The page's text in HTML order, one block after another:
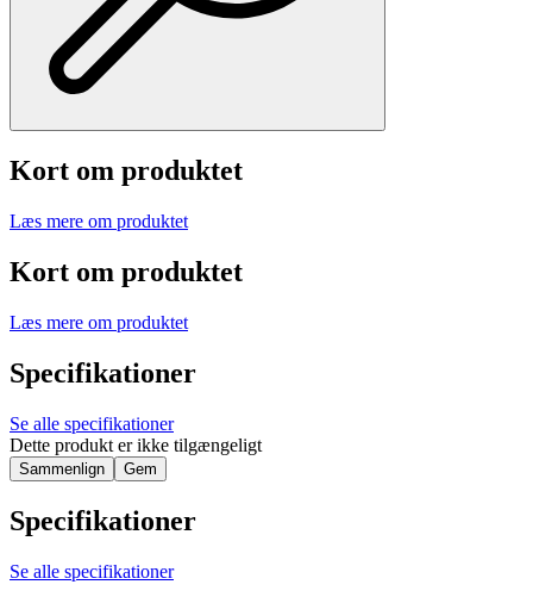
Kort om produktet
Læs mere om produktet
Kort om produktet
Læs mere om produktet
Specifikationer
Se alle specifikationer
Dette produkt er ikke tilgængeligt
Sammenlign Gem
Specifikationer
Se alle specifikationer